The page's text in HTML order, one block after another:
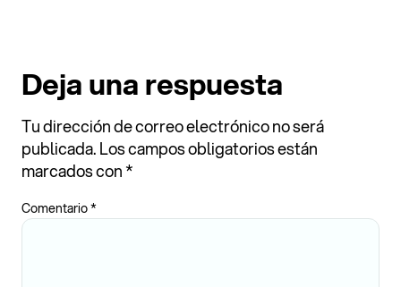
Deja una respuesta
Tu dirección de correo electrónico no será
publicada.Los campos obligatorios están
marcados con*
Comentario*